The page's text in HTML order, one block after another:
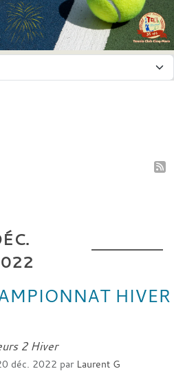
HIVER
2 Hiver
déc. 2022 par Laurent G